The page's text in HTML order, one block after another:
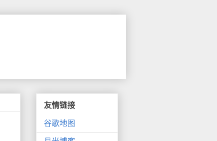
友情链接
谷歌地图